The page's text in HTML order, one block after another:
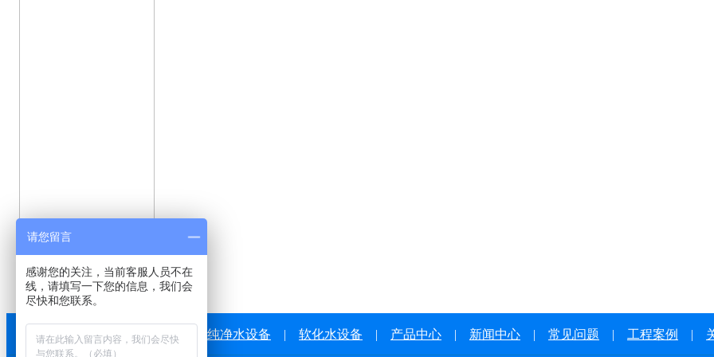
纯净水设备 | 软化水设备 | 产品中心 | 新闻中心 | 常见问题 | 工程案例 |
请您留言
感谢您的关注，当前客服人员不在
线，请填写一下您的信息，我们会
尽快和您联系。